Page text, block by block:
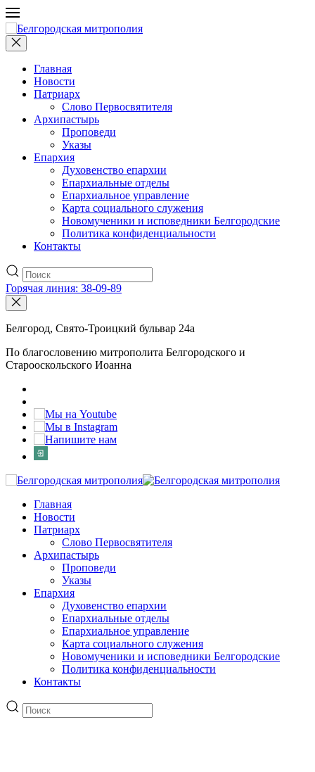
Главная
Новости
Патриарх
Слово Первосвятителя
Архипастырь
Проповеди
Указы
Епархия
Духовенство епархии
Епархиальные отделы
Епархиальное управление
Карта социального служения
Новомученики и исповедники Белгородские
Политика конфиденциальности
Контакты
Горячая линия: 38-09-89
Белгород, Свято-Троицкий бульвар 24а
По благословению митрополита Белгородского и
Старооскольского Иоанна
Главная
Новости
Патриарх
Слово Первосвятителя
Архипастырь
Проповеди
Указы
Епархия
Духовенство епархии
Епархиальные отделы
Епархиальное управление
Карта социального служения
Новомученики и исповедники Белгородские
Политика конфиденциальности
Контакты